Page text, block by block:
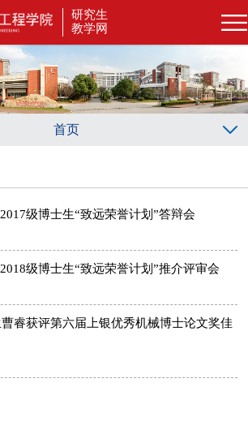
研究生
教学网
首页
级博士生“致远荣誉计划”答辩会
级博士生“致远荣誉计划”推介评审会
睿获评第六届上银优秀机械博士论文奖佳